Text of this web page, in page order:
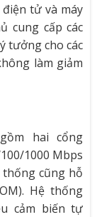
tử và máy
cung cấp các
tưởng cho các
làm giảm
hai cổng
1000 Mbps
cũng hỗ
Hệ thống
cảm biến tự